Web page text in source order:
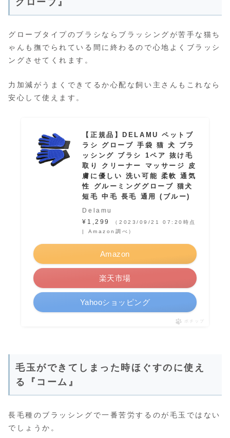
グローブタイプのブラシならブラッシングが苦手な猫ち
ゃんも撫でられている間に終わるので心地よくブラッシ
ングさせてくれます。
力加減がうまくできてるか心配な飼い主さんもこれなら
安心して使えます。
【正規品】DELAMU ペットブ
ラシ グローブ 手袋 猫 犬 ブラ
ッシング ブラシ 1ペア 抜け毛
取り クリーナー マッサージ 皮
膚に優しい 洗い可能 柔軟 通気
性 グルーミンググローブ 猫犬
短毛 中毛 長毛 通用 (ブルー)
Delamu
¥1,299
（2023/09/21 07:20時点
| Amazon調べ）
Amazon
楽天市場
Yahooショッピング
ポチップ
毛玉ができてしまった時ほぐすのに使え
る『コーム』
長毛種のブラッシングで一番苦労するのが毛玉ではない
でしょうか。